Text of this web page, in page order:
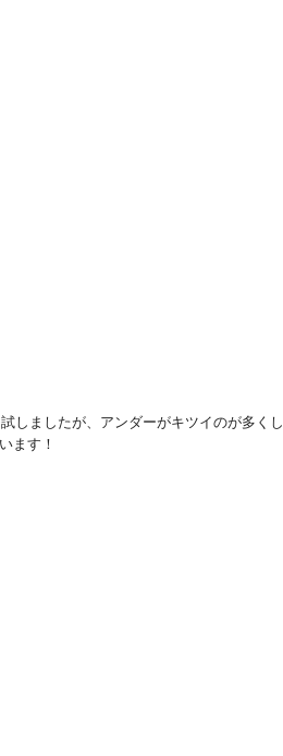
しましたが、アンダーがキツイのが多く
ます！